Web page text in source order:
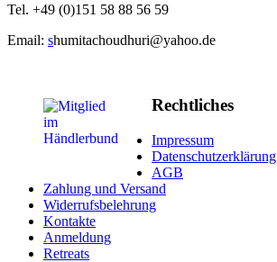
Tel. +49 (0)151 58 88 56 59
Email: shumitachoudhuri@yahoo.de
Rechtliches
Impressum
Datenschutzerklärung
AGB
Zahlung und Versand
Widerrufsbelehrung
Kontakte
Anmeldung
Retreats